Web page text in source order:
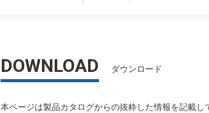
DOWNLOAD ダウンロード
本ページは製品カタログからの抜粋した情報を記載